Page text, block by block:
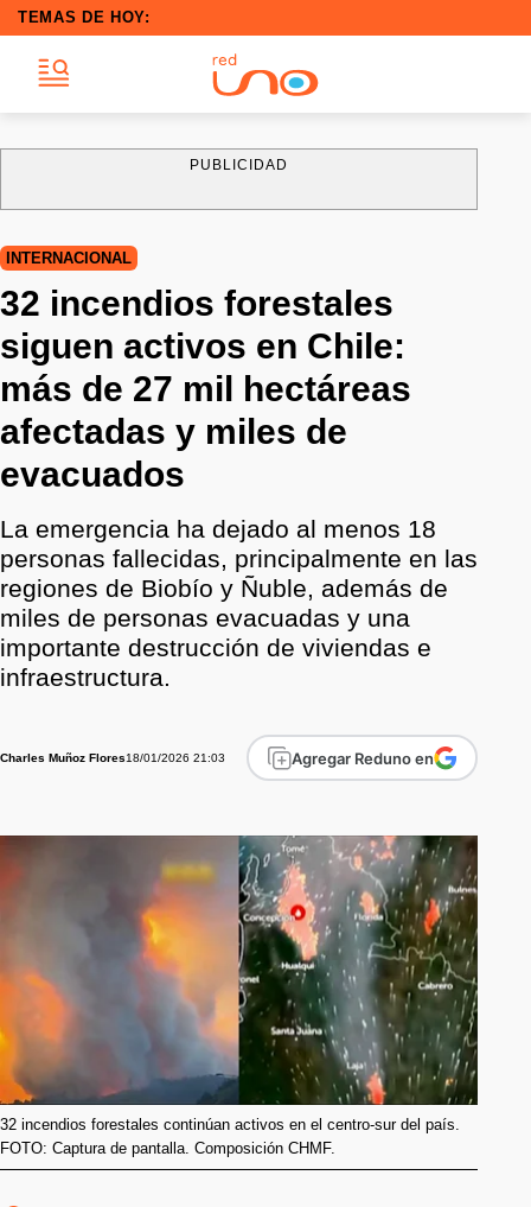
TEMAS DE HOY:
PUBLICIDAD
INTERNACIONAL
32 incendios forestales
siguen activos en Chile:
más de 27 mil hectáreas
afectadas y miles de
evacuados
La emergencia ha dejado al menos 18
personas fallecidas, principalmente en las
regiones de Biobío y Ñuble, además de
miles de personas evacuadas y una
importante destrucción de viviendas e
infraestructura.
Charles Muñoz Flores18/01/2026 21:03 Agregar Reduno en
32 incendios forestales continúan activos en el centro-sur del país.
FOTO: Captura de pantalla. Composición CHMF.